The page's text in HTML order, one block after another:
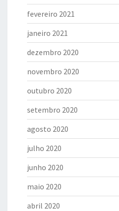
fevereiro 2021
janeiro 2021
dezembro 2020
novembro 2020
outubro 2020
setembro 2020
agosto 2020
julho 2020
junho 2020
maio 2020
abril 2020